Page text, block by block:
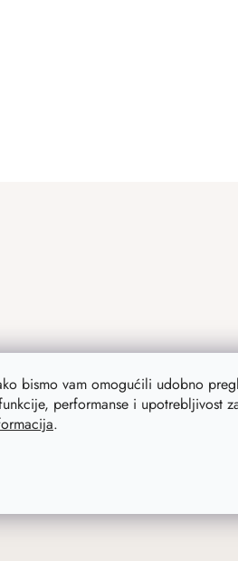
bismo vam omogućili udobno
performanse i upotrebljivost
.